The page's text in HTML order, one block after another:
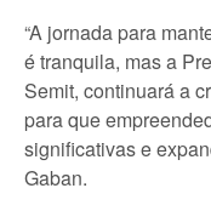
“A jornada para
é tranquila, mas a
Semit, continuará a
para que
significativas e
Gaban.